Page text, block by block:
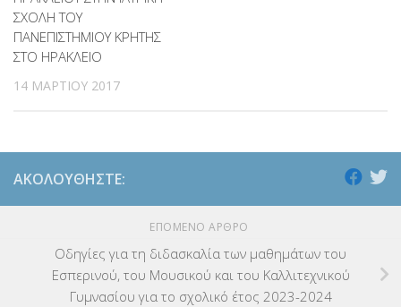
ΣΧΟΛΗ ΤΟΥ
ΠΑΝΕΠΙΣΤΗΜΙΟΥ ΚΡΗΤΗΣ
ΣΤΟ ΗΡΑΚΛΕΙΟ
14 ΜΑΡΤΊΟΥ 2017
ΑΚΟΛΟΥΘΉΣΤΕ:
ΕΠΌΜΕΝΟ ΆΡΘΡΟ
Οδηγίες για τη διδασκαλία των μαθημάτων του
Εσπερινού, του Μουσικού και του Καλλιτεχνικού
Γυμνασίου για το σχολικό έτος 2023-2024
ΕΠΙΜΟΡΦΩΣΗ Τ.Π.Ε.(10)
ΕΥΡΩΠΑΪΚΑ ΠΡΟΓΡΑΜΜΑΤΑ
ΚΠγ – ΚΡΑΤΙΚΟ ΠΙΣΤΟΠΟΙΗΤΙΚΟ ΓΛΩΣΣΟΜΑΘΕΙΑΣ(135)
ΚΠπ- ΚΡΑΤΙΚΟ ΠΙΣΤΟΠΟΙΗΤΙΚΟ ΠΛΗΡΟΦΟΡΙΚΗΣ(12)
(309)